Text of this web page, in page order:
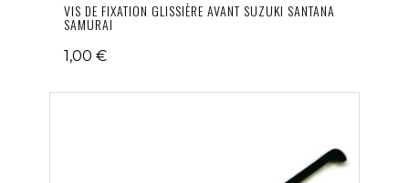
VIS DE FIXATION GLISSIÈRE AVANT SUZUKI SANTANA
SAMURAI
1,00 €